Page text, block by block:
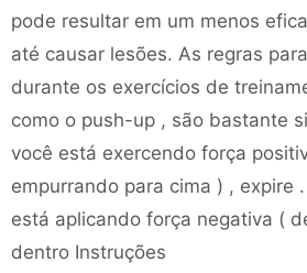
pode resultar em um menos
até causar lesões. As regras
durante os exercícios de
como o push-up , são bastante
você está exercendo força
empurrando para cima ) , expire
está aplicando força negativa (
dentro Instruções